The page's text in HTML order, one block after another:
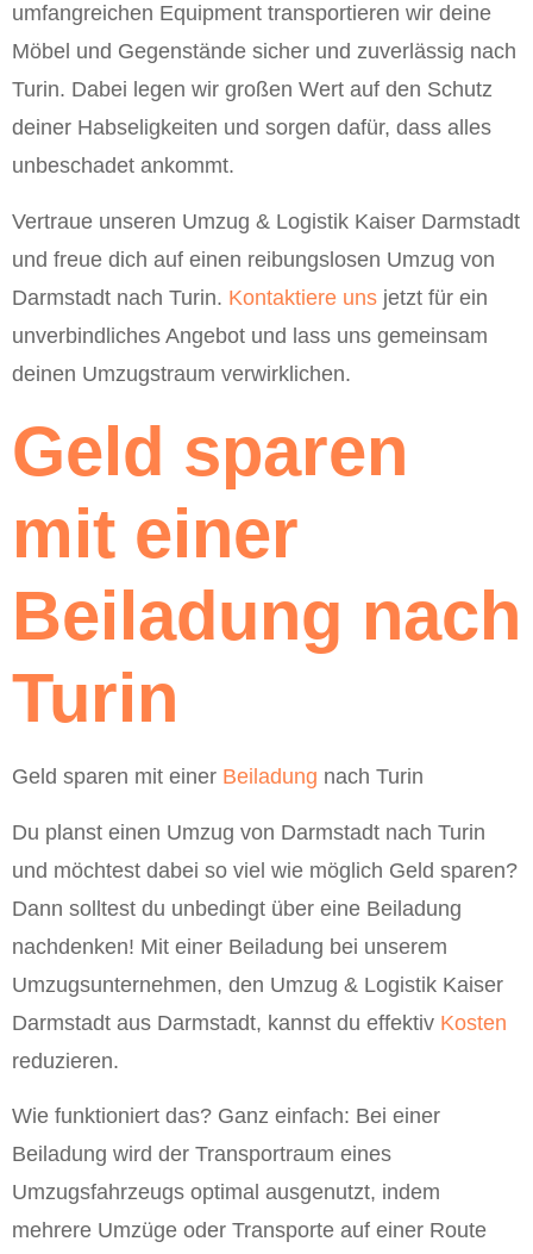
umfangreichen Equipment transportieren wir deine
Möbel und Gegenstände sicher und zuverlässig nach
Turin. Dabei legen wir großen Wert auf den Schutz
deiner Habseligkeiten und sorgen dafür, dass alles
unbeschadet ankommt.
Vertraue unseren Umzug & Logistik Kaiser Darmstadt
und freue dich auf einen reibungslosen Umzug von
Darmstadt nach Turin. Kontaktiere uns jetzt für ein
unverbindliches Angebot und lass uns gemeinsam
deinen Umzugstraum verwirklichen.
Geld sparen
mit einer
Beiladung nach
Turin
Geld sparen mit einer Beiladung nach Turin
Du planst einen Umzug von Darmstadt nach Turin
und möchtest dabei so viel wie möglich Geld sparen?
Dann solltest du unbedingt über eine Beiladung
nachdenken! Mit einer Beiladung bei unserem
Umzugsunternehmen, den Umzug & Logistik Kaiser
Darmstadt aus Darmstadt, kannst du effektiv Kosten
reduzieren.
Wie funktioniert das? Ganz einfach: Bei einer
Beiladung wird der Transportraum eines
Umzugsfahrzeugs optimal ausgenutzt, indem
mehrere Umzüge oder Transporte auf einer Route